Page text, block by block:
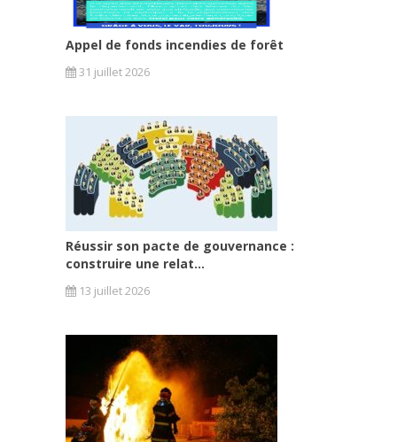
Appel de fonds incendies de forêt
31 juillet 2026
Réussir son pacte de gouvernance :
construire une relat...
13 juillet 2026